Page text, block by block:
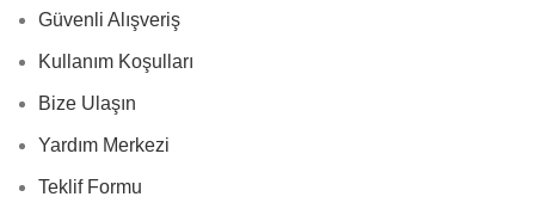
Güvenli Alışveriş
Kullanım Koşulları
Bize Ulaşın
Yardım Merkezi
Teklif Formu